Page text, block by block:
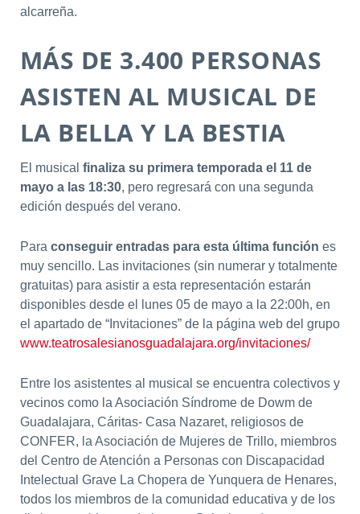
alcarreña.
MÁS DE 3.400 PERSONAS
ASISTEN AL MUSICAL DE
LA BELLA Y LA BESTIA
El musical finaliza su primera temporada el 11 de
mayo a las 18:30, pero regresará con una segunda
edición después del verano.
Para conseguir entradas para esta última función es
muy sencillo. Las invitaciones (sin numerar y totalmente
gratuitas) para asistir a esta representación estarán
disponibles desde el lunes 05 de mayo a la 22:00h, en
el apartado de “Invitaciones” de la página web del grupo
www.teatrosalesianosguadalajara.org/invitaciones/
Entre los asistentes al musical se encuentra colectivos y
vecinos como la Asociación Síndrome de Dowm de
Guadalajara, Cáritas- Casa Nazaret, religiosos de
CONFER, la Asociación de Mujeres de Trillo, miembros
del Centro de Atención a Personas con Discapacidad
Intelectual Grave La Chopera de Yunquera de Henares,
todos los miembros de la comunidad educativa y de los